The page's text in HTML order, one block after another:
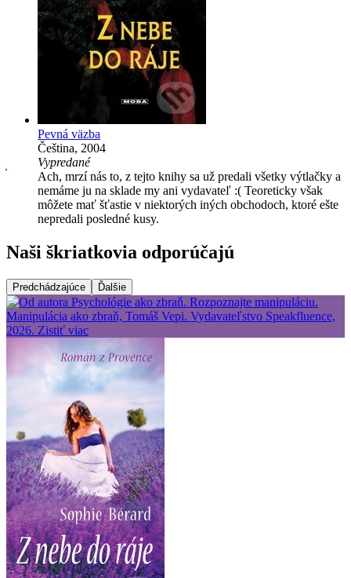
Pevná väzba
Čeština, 2004
Vypredané
Ach, mrzí nás to, z tejto knihy sa už predali všetky výtlačky a
nemáme ju na sklade my ani vydavateľ :( Teoreticky však
môžete mať šťastie v niektorých iných obchodoch, ktoré ešte
nepredali posledné kusy.
Naši škriatkovia odporúčajú
Predchádzajúce Ďalšie